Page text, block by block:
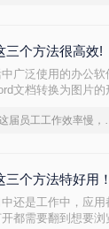
三个方法很高效!
广泛使用的办公
文档转换为图片
不是这届员工
个方法特好用！
还是工作中，应
都需要翻到想要浏